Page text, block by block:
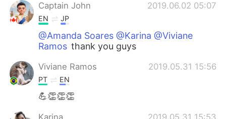
Captain John
2019.06.02 05:07
EN JP
@Amanda Soares @Karina @Viviane
Ramos thank you guys
Viviane Ramos 2019.05.31 15:56
PT EN
💪👏👏👏
Karina 2019.05.31 15:53